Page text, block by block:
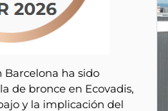
Barcelona ha sido
de bronce en Ecovadis,
y la implicación del